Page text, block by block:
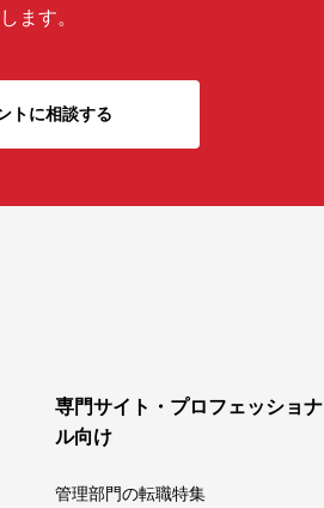
ます。
トに相談する
専門サイト・プロフェッショナ
ル向け
管理部門の転職特集